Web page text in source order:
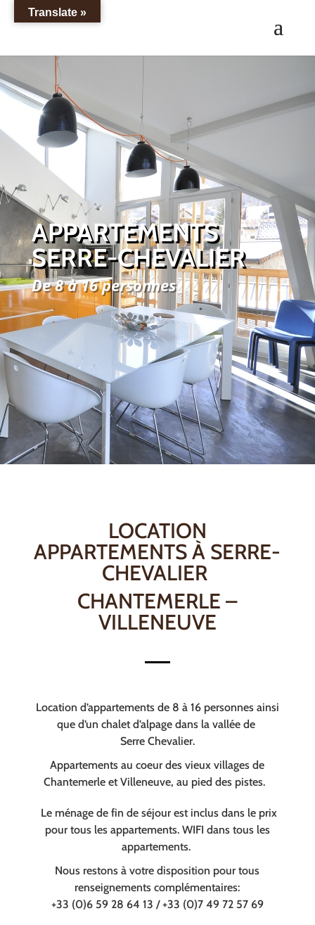
APPARTEMENTS
SERRE-CHEVALIER
De 8 à 16 personnes
LOCATION
APPARTEMENTS À SERRE-
CHEVALIER
CHANTEMERLE –
VILLENEUVE
Location d’appartements de 8 à 16 personnes ainsi
que d’un chalet d’alpage dans la vallée de
Serre Chevalier.
Appartements au coeur des vieux villages de
Chantemerle et Villeneuve, au pied des pistes.
Le ménage de fin de séjour est inclus dans le prix
pour tous les appartements. WIFI dans tous les
appartements.
Nous restons à votre disposition pour tous
renseignements complémentaires:
+33 (0)6 59 28 64 13 / +33 (0)7 49 72 57 69
Translate »